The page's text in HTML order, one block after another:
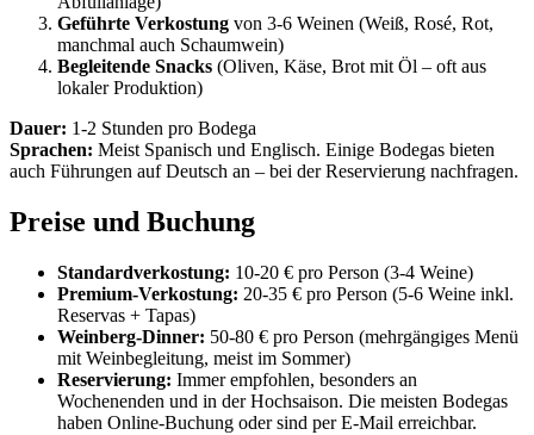
Geführte Verkostung von 3-6 Weinen (Weiß, Rosé, Rot,
manchmal auch Schaumwein)
Begleitende Snacks (Oliven, Käse, Brot mit Öl – oft aus
lokaler Produktion)
Dauer: 1-2 Stunden pro Bodega
Sprachen: Meist Spanisch und Englisch. Einige Bodegas bieten
auch Führungen auf Deutsch an – bei der Reservierung nachfragen.
Preise und Buchung
Standardverkostung: 10-20 € pro Person (3-4 Weine)
Premium-Verkostung: 20-35 € pro Person (5-6 Weine inkl.
Reservas + Tapas)
Weinberg-Dinner: 50-80 € pro Person (mehrgängiges Menü
mit Weinbegleitung, meist im Sommer)
Reservierung: Immer empfohlen, besonders an
Wochenenden und in der Hochsaison. Die meisten Bodegas
haben Online-Buchung oder sind per E-Mail erreichbar.